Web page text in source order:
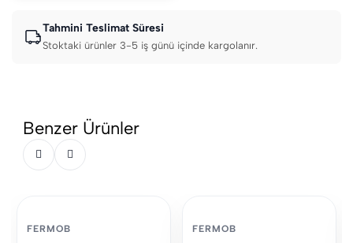
Tahmini Teslimat Süresi
Stoktaki ürünler 3-5 iş günü içinde kargolanır.
Benzer Ürünler
FERMOB FERMOB